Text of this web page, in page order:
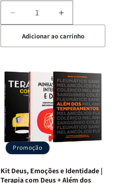
Diminuir
a
quantidade
de
Quarto
de
Guerra
Livro
+
Devocional
Aumentar
a
quantidade
de
Quarto
de
Guerra
|
Livro
+
Devocional
Adicionar ao carrinho
Promoção
Kit Deus, Emoções e Identidade |
Terapia com Deus + Além dos